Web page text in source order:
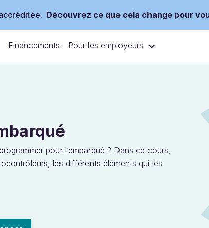
Découvrez ce que cela change pour
Financements Pour les employeurs
pour l’embarqué ? Dans ce cours,
les différents éléments qui les